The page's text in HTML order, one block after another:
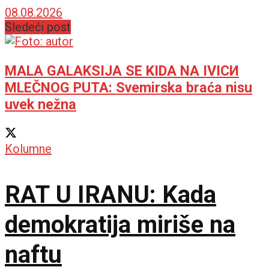
zahvatila oko 1.500
hektara
08.08.2026
Sledeći post
MALA GALAKSIJA SE KIDA NA IVICИ
MLEČNOG PUTA: Svemirska braća nisu
uvek nežna
Kolumne
RAT U IRANU: Kada
demokratija miriše na
naftu